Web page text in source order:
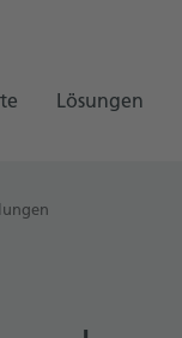
Lösungen